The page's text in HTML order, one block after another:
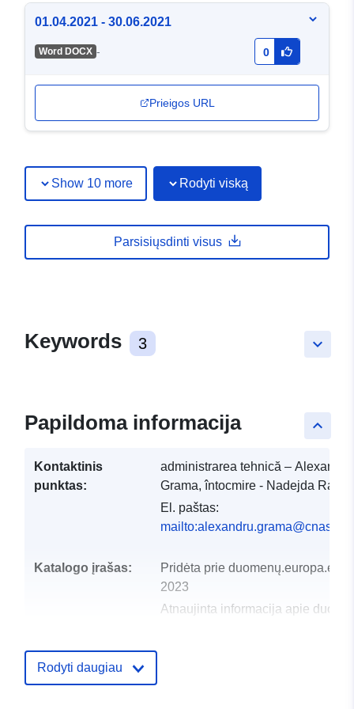
01.04.2021 - 30.06.2021
Word DOCX - 0
Prieigos URL
Show 10 more Rodyti viską
Parsisiųsdinti visus
keyboard_arrow_down
Keywords 3
keyboard_arrow_up
Papildoma informacija
Kontaktinis
punktas:
administrarea tehnică – Alexandru
Grama, întocmire - Nadejda Raicu
El. paštas:
Katalogo įrašas: Pridėta prie duomenų.europa.eu:
2023
Atnaujinta informacija apie
uriRef:
Rodyti daugiau